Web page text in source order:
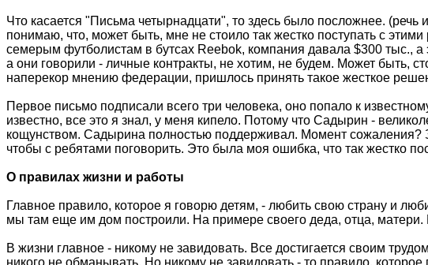
Что касается "Письма четырнадцати", то здесь было посложнее.
понимаю, что, может быть, мне не стоило так жестко поступать с
семерым футболистам в бутсах Reebok, компания давала $300 тыс.,
а они говорили - личные контракты, не хотим, не будем. Может быть,
наперекор мнению федерации, пришлось принять такое жесткое
Первое письмо подписали всего три человека, оно попало к
известно, все это я знал, у меня кипело. Потому что Садырин -
кощунством. Садырина полностью поддерживал. Момент сожаления?
чтобы с ребятами поговорить. Это была моя ошибка, что так жестко
О правилах жизни и работы
Главное правило, которое я говорю детям, - любить свою страну и
мы там еще им дом построили. На примере своего деда, отца, матери.
В жизни главное - никому не завидовать. Все достигается своим
никого не обманывать. Но никому не завидовать - то правило,